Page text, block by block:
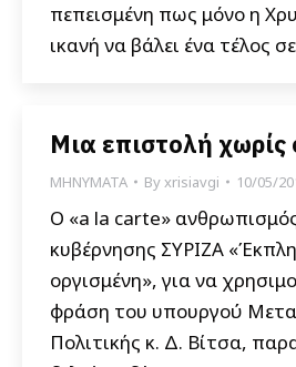
πεπεισμένη πως μόνο η
ικανή να βάλει ένα τέλος
Μια επιστολή χωρίς
ΜΗΝΥΜΑΤΑ Byxrisiavgi 10/05/
Ο «a la carte»
κυβέρνησης ΣΥΡΙΖΑ
οργισμένη», για να
φράση του υπουργού
Πολιτικής κ. Δ. Βίτσα,